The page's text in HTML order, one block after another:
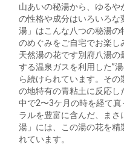
山あいの秘湯から、ゆる
の性格や成分はいろいろな
湯」はこんな八つの秘湯の
のめぐみをご自宅でお楽し
天然湯の花です別府八湯
する温泉ガスを利用した”
ら続けられています。その
の地特有の青粘土に反応
中で2〜3ケ月の時を経て
ラルを豊富に含んだ、ま
湯」には、この湯の花を精
れています。